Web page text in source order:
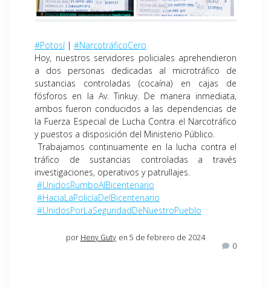
#Potosí| #NarcotráficoCero
Hoy, nuestros servidores policiales aprehendieron
a dos personas dedicadas al microtráfico de
sustancias controladas (cocaína) en cajas de
fósforos en la Av. Tinkuy. De manera inmediata,
ambos fueron conducidos a las dependencias de
la Fuerza Especial de Lucha Contra el Narcotráfico
y puestos a disposición del Ministerio Público.
Trabajamos continuamente en la lucha contra el
tráfico de sustancias controladas a través
investigaciones, operativos y patrullajes.
#UnidosRumboAlBicentenario
#HaciaLaPolicíaDelBicentenario
#UnidosPorLaSeguridadDeNuestroPueblo
por Heny Guty en 5 de febrero de 2024
0